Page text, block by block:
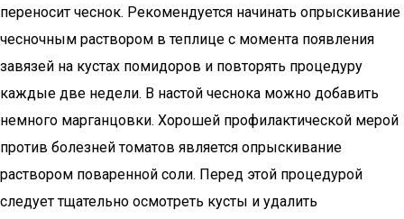
переносит чеснок. Рекомендуется начинать опрыскивание
чесночным раствором в теплице с момента появления
завязей на кустах помидоров и повторять процедуру
каждые две недели. В настой чеснока можно добавить
немного марганцовки. Хорошей профилактической мерой
против болезней томатов является опрыскивание
раствором поваренной соли. Перед этой процедурой
следует тщательно осмотреть кусты и удалить